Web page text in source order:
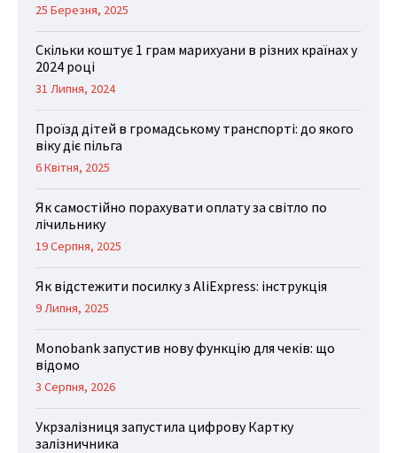
25 Березня, 2025
Скільки коштує 1 грам марихуани в різних країнах у
2024 році
31 Липня, 2024
Проїзд дітей в громадському транспорті: до якого
віку діє пільга
6 Квітня, 2025
Як самостійно порахувати оплату за світло по
лічильнику
19 Серпня, 2025
Як відстежити посилку з AliExpress: інструкція
9 Липня, 2025
Monobank запустив нову функцію для чеків: що
відомо
3 Серпня, 2026
Укрзалізниця запустила цифрову Картку
залізничника